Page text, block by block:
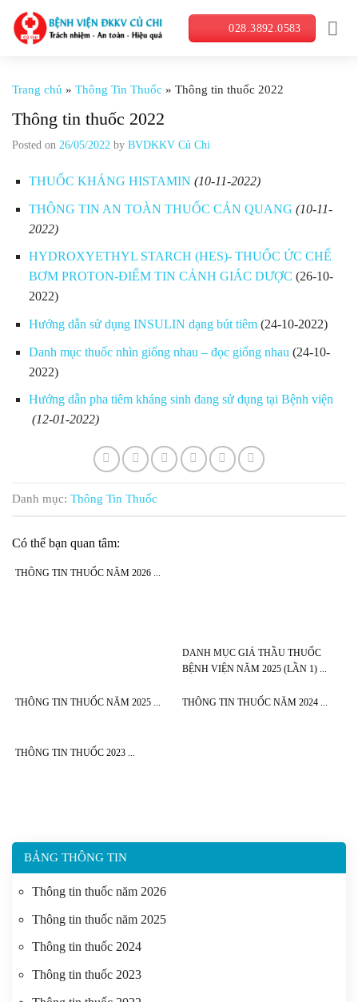
content
028.3892.0583
Trang chủ » Thông Tin Thuốc » Thông tin thuốc 2022
Thông tin thuốc 2022
Posted on 26/05/2022 by BVDKKV Củ Chi
THUỐC KHÁNG HISTAMIN (10-11-2022)
THÔNG TIN AN TOÀN THUỐC CẢN QUANG (10-11-
2022)
HYDROXYETHYL STARCH (HES)- THUỐC ỨC CHẾ
BƠM PROTON-ĐIỂM TIN CẢNH GIÁC DƯỢC (26-10-
2022)
Hướng dẫn sử dụng INSULIN dạng bút tiêm(24-10-2022)
Danh mục thuốc nhìn giống nhau – đọc giống nhau (24-10-
2022)
Hướng dẫn pha tiêm kháng sinh đang sử dụng tại Bệnh viện
(12-01-2022)
Danh mục: Thông Tin Thuốc
Có thể bạn quan tâm:
THÔNG TIN THUỐC NĂM 2026
DANH MỤC GIÁ THẦU THUỐC
BỆNH VIỆN NĂM 2025 (LẦN 1)
THÔNG TIN THUỐC NĂM 2025 THÔNG TIN THUỐC NĂM 2024
THÔNG TIN THUỐC 2023
BẢNG THÔNG TIN
Thông tin thuốc năm 2026
Thông tin thuốc năm 2025
Thông tin thuốc 2024
Thông tin thuốc 2023